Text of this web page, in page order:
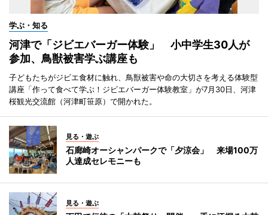
学ぶ・知る
河津で「ジビエバーガー体験」 小中学生30人が
参加、鳥獣被害学ぶ講座も
子どもたちがジビエ食材に触れ、鳥獣被害や命の大切さを考える体験型
講座「作って食べて学ぶ！ジビエバーガー体験教室」が7月30日、河津
桜観光交流館（河津町笹原）で開かれた。
見る・遊ぶ
石廊崎オーシャンパークで「夕涼会」 来場100万
人達成セレモニーも
見る・遊ぶ